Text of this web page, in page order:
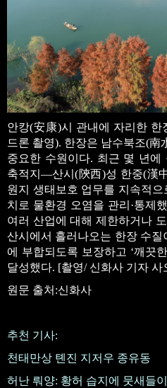
안캉(安康)시 관내에 자리한 한
드론 촬영). 한장은 남수북조(南
중요한 수원이다. 최근 몇 년에
축적지—산시(陝西)성 한중(漢
원지 생태보호 업무를 지속적
치로 물환경 오염을 관리·통제
여러 산업에 대해 제한하거나
산시에서 흘러나오는 한장 수
에 부합되도록 보장하고 ‘깨끗
달성했다. [촬영/ 신화사 기자 사
원문 출처:신화사
추천 기사:
천태만상 톈진 지저우 종유동
허난 뤄양: 황허 습지에 뭇새들